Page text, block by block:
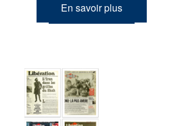
En savoir plus